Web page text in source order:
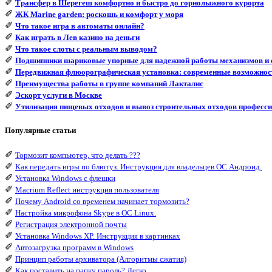
✐ Трансфер в Шерегеш комфортно и быстро до горнолыжного курорта
✐ ЖК Marine garden: роскошь и комфорт у моря
✐ Что такое игра в автоматы онлайн?
✐ Как играть в Лев казино на деньги
✐ Что такое слоты с реальным выводом?
✐ Подшипники шариковые упорные для надежной работы механизмов и
✐ Передвижная флюорографическая установка: современные
✐ Преимущества работы в группе компаний Лакталис
✐ Эскорт услуги в Москве
✐ Утилизация пищевых отходов и вывоз строительных отходов
Популярные статьи
✐ Тормозит компьютер, что делать ???
✐ Как передать игры по блютуз. Инструкция для владельцев ОС Андроид.
✐ Установка Windows с флешки
✐ Macrium Reflect инструкция пользователя
✐ Почему Android со временем начинает тормозить?
✐ Настройка микрофона Skype в ОС Linux.
✐ Регистрация электронной почты
✐ Установка Windows XP. Инструкция в картинках
✐ Автозагрузка программ в Windows
✐ Принцип работы архиватора (Алгоритмы сжатия)
✐